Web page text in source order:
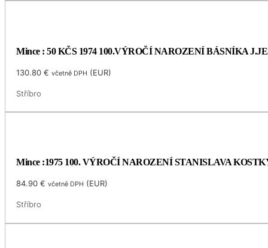
Mince : 50 KČS 1974 100.VÝROČÍ NAROZENÍ BÁSNÍKA
130.80€ včetně DPH (EUR)
Stříbro
Mince :1975 100. VÝROČÍ NAROZENÍ STANISLAVA
84.90€ včetně DPH (EUR)
Stříbro